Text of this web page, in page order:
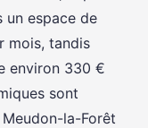
un espace de
mois, tandis
environ 330 €
sont
la-Forêt